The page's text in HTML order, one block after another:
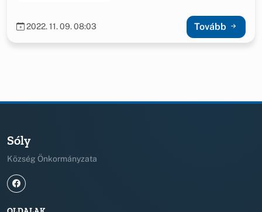
2022. 11. 09. 08:03 Tovább
Sóly
Község Önkormányzata